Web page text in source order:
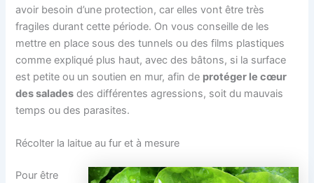
avoir besoin d’une protection, car elles vont être très
fragiles durant cette période. On vous conseille de les
mettre en place sous des tunnels ou des films plastiques
comme expliqué plus haut, avec des bâtons, si la surface
est petite ou un soutien en mur, afin de protéger le cœur
des salades des différentes agressions, soit du mauvais
temps ou des parasites.
Récolter la laitue au fur et à mesure
Pour être